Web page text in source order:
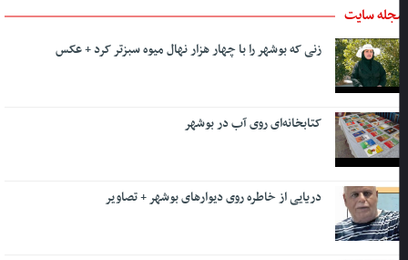
سایت
زنی که بوشهر را با چهار هزار نهال میوه سبزتر کرد + عکس
کتابخانه‌ای روی آب در بوشهر
دریایی از خاطره روی دیوارهای بوشهر + تصاویر